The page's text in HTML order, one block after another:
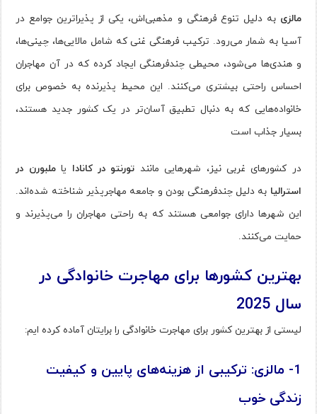
مالزی به دلیل تنوع فرهنگی و مذهبی‌اش، یکی از پذیراترین جوامع در
آسیا به شمار می‌رود. ترکیب فرهنگی غنی که شامل مالایی‌ها، چینی‌ها،
و هندی‌ها می‌شود، محیطی چندفرهنگی ایجاد کرده که در آن مهاجران
احساس راحتی بیشتری می‌کنند. این محیط پذیرنده به خصوص برای
خانواده‌هایی که به دنبال تطبیق آسان‌تر در یک کشور جدید هستند،
بسیار جذاب است​
در کشورهای غربی نیز، شهرهایی مانند تورنتو در کانادا یاملبورن در
استرالیا به دلیل چندفرهنگی بودن و جامعه مهاجرپذیر شناخته شده‌اند.
این شهرها دارای جوامعی هستند که به راحتی مهاجران را می‌پذیرند و
حمایت می‌کنند​.
بهترین کشورها برای مهاجرت خانوادگی در
سال 2025
لیستی از بهترین کشور برای مهاجرت خانوادگی را برایتان آماده کرده ایم:
1- مالزی: ترکیبی از هزینه‌های پایین و کیفیت
زندگی خوب